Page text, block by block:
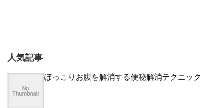
人気記事
ぽっこりお腹を解消する便秘解消テクニック